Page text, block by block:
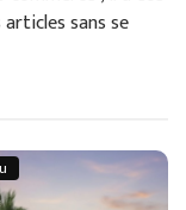
sans se